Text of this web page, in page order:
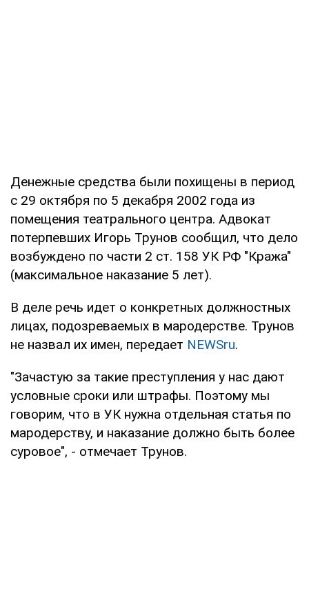
Денежные средства были похищены в период
с 29 октября по 5 декабря 2002 года из
помещения театрального центра. Адвокат
потерпевших Игорь Трунов сообщил, что дело
возбуждено по части 2 ст. 158 УК РФ "Кража"
(максимальное наказание 5 лет).
В деле речь идет о конкретных должностных
лицах, подозреваемых в мародерстве. Трунов
не назвал их имен, передает NEWSru.
"Зачастую за такие преступления у нас дают
условные сроки или штрафы. Поэтому мы
говорим, что в УК нужна отдельная статья по
мародерству, и наказание должно быть более
суровое", - отмечает Трунов.